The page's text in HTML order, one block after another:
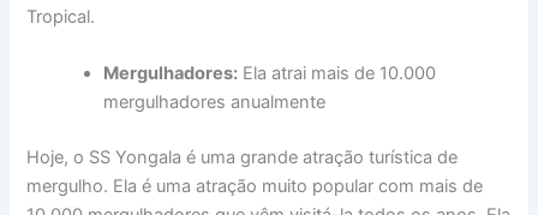
Tropical.
Mergulhadores: Ela atrai mais de 10.000
mergulhadores anualmente
Hoje, o SS Yongala é uma grande atração turística de
mergulho. Ela é uma atração muito popular com mais de